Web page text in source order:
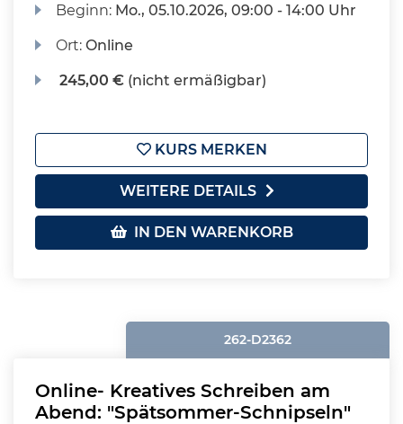
Beginn: Mo., 05.10.2026, 09:00 - 14:00 Uhr
Ort:Online
245,00 € (nicht ermäßigbar)
KURS MERKEN
WEITERE DETAILS
IN DEN WARENKORB
262-D2362
Online- Kreatives Schreiben am
Abend: "Spätsommer-Schnipseln"